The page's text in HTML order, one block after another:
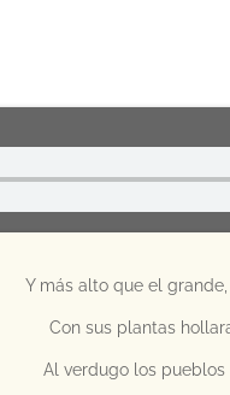
Y más alto que el
Con sus plantas
Al verdugo los pueblos